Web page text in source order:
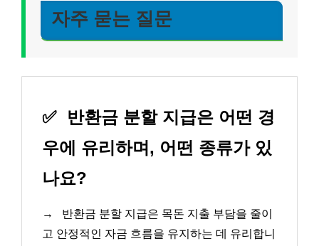
자주 묻는 질문
✅
반환금 분할 지급은 어떤 경
우에 유리하며, 어떤 종류가 있
나요?
→
반환금 분할 지급은 목돈 지출 부담을 줄이
고 안정적인 자금 흐름을 유지하는 데 유리합니